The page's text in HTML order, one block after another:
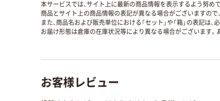
本サービスでは、サイト上に最新の商品情報を表示するよう努めて
商品とサイト上の商品情報の表記が異なる場合がございますの
また、商品名および販売単位における「セット」や「箱」の表記は
お届け形態は倉庫の在庫状況等により異なる場合がございます。
お客様レビュー